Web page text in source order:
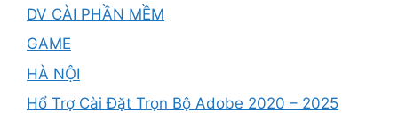
DV CÀI PHẦN MỀM
GAME
HÀ NỘI
Hổ Trợ Cài Đặt Trọn Bộ Adobe 2020 – 2025